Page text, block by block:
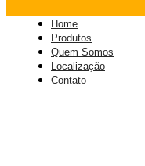
Home
Produtos
Quem Somos
Localização
Contato